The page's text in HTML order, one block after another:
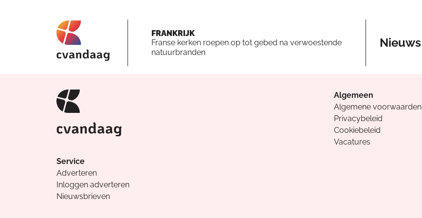
FRANKRIJK
Franse kerken roepen op tot gebed na verwoestende
natuurbranden
Nieuws
Algemeen
Algemene voorwaarden
Privacybeleid
Cookiebeleid
Vacatures
Service
Adverteren
Inloggen adverteren
Nieuwsbrieven